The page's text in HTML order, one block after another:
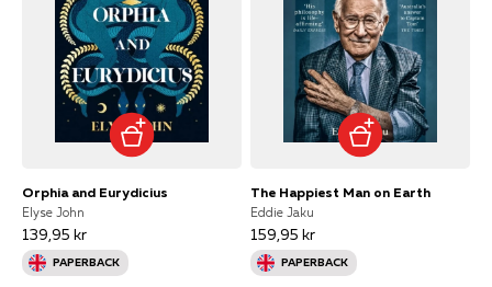
Orphia and Eurydicius
Elyse John
139,95 kr
PAPERBACK
The Happiest Man on Earth
Eddie Jaku
159,95 kr
PAPERBACK